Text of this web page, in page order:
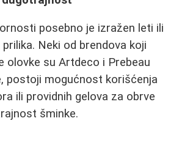
posebno je izražen leti ili
Neki od brendova koji
olovke su Artdeco i Prebeau
postoji mogućnost korišćenja
ili providnih gelova za obrve
šminke.